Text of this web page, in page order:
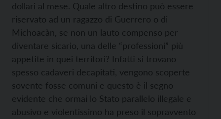
dollari al mese. Quale altro destino può essere
riservato ad un ragazzo di Guerrero o di
Michoacàn, se non un lauto compenso per
diventare sicario, una delle “professioni” più
appetite in quei territori? Infatti si trovano
spesso cadaveri decapitati, vengono scoperte
sovente fosse comuni e questo è il segno
evidente che ormai lo Stato parallelo illegale e
abusivo e violentissimo ha preso il sopravvento